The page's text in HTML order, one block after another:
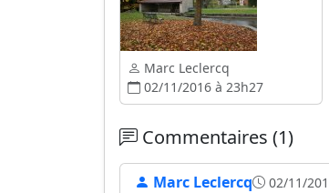
Marc Leclercq
02/11/2016 à 23h27
Commentaires (1)
Marc Leclercq 02/11/